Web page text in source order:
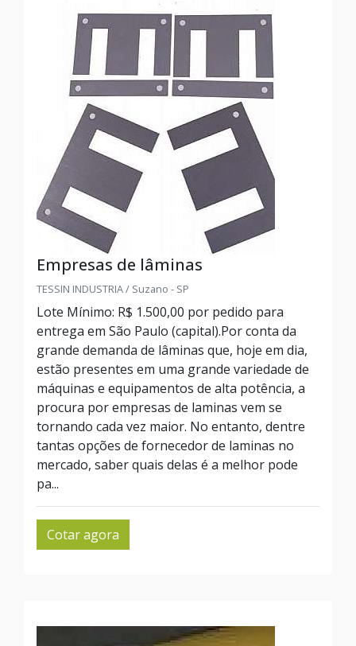
Empresas de lâminas
TESSIN INDUSTRIA / Suzano - SP
Lote Mínimo: R$ 1.500,00 por pedido para
entrega em São Paulo (capital).Por conta da
grande demanda de lâminas que, hoje em dia,
estão presentes em uma grande variedade de
máquinas e equipamentos de alta potência, a
procura por empresas de laminas vem se
tornando cada vez maior. No entanto, dentre
tantas opções de fornecedor de laminas no
mercado, saber quais delas é a melhor pode
pa...
Cotar agora